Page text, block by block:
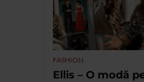
FASHION
Ellis – O modă